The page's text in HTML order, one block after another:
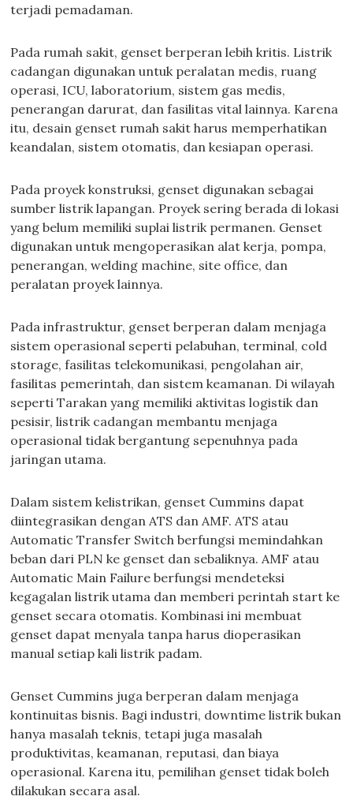
terjadi pemadaman.
Pada rumah sakit, genset berperan lebih kritis. Listrik
cadangan digunakan untuk peralatan medis, ruang
operasi, ICU, laboratorium, sistem gas medis,
penerangan darurat, dan fasilitas vital lainnya. Karena
itu, desain genset rumah sakit harus memperhatikan
keandalan, sistem otomatis, dan kesiapan operasi.
Pada proyek konstruksi, genset digunakan sebagai
sumber listrik lapangan. Proyek sering berada di lokasi
yang belum memiliki suplai listrik permanen. Genset
digunakan untuk mengoperasikan alat kerja, pompa,
penerangan, welding machine, site office, dan
peralatan proyek lainnya.
Pada infrastruktur, genset berperan dalam menjaga
sistem operasional seperti pelabuhan, terminal, cold
storage, fasilitas telekomunikasi, pengolahan air,
fasilitas pemerintah, dan sistem keamanan. Di wilayah
seperti Tarakan yang memiliki aktivitas logistik dan
pesisir, listrik cadangan membantu menjaga
operasional tidak bergantung sepenuhnya pada
jaringan utama.
Dalam sistem kelistrikan, genset Cummins dapat
diintegrasikan dengan ATS dan AMF. ATS atau
Automatic Transfer Switch berfungsi memindahkan
beban dari PLN ke genset dan sebaliknya. AMF atau
Automatic Main Failure berfungsi mendeteksi
kegagalan listrik utama dan memberi perintah start ke
genset secara otomatis. Kombinasi ini membuat
genset dapat menyala tanpa harus dioperasikan
manual setiap kali listrik padam.
Genset Cummins juga berperan dalam menjaga
kontinuitas bisnis. Bagi industri, downtime listrik bukan
hanya masalah teknis, tetapi juga masalah
produktivitas, keamanan, reputasi, dan biaya
operasional. Karena itu, pemilihan genset tidak boleh
dilakukan secara asal.